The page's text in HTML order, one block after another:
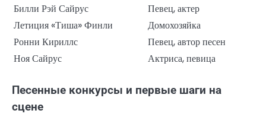
Билли Рэй Сайрус
Певец, актер
Летиция «Тиша» Финли
Домохозяйка
Ронни Кириллс
Певец, автор песен
Ноя Сайрус
Актриса, певица
Песенные конкурсы и первые шаги на
сцене